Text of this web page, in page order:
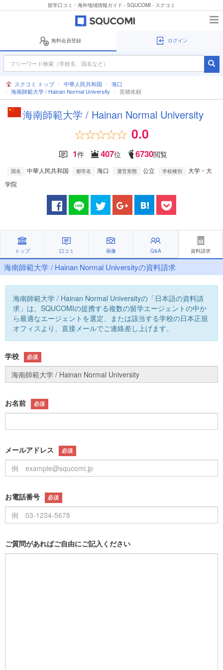
留学口コミ・海外地域情報ガイド - SQUCOMI - スクコミ
無料会員登録 ログイン
スクコミ トップ 中華人民共和国
海口
海南師範大学 / Hainan Normal University
見積依頼
海南師範大学 / Hainan Normal University
0.0
1件 407位 6730閲覧
国名 中華人民共和国 都市名 海口 運営形態 公立 学校種別
大学・大
学院
トップ 口コミ 画像 Q&A 資料請求
海南師範大学 / Hainan Normal Universityの資料請求
海南師範大学 / Hainan Normal Universityの「日本語の資料請
求」は、SQUCOMIの提携する複数の留学エージェントの中か
ら最適なエージェントを選定、または該当する学校の日本正規
オフィスより、直接メールでご連絡差し上げます。
学校 必須
お名前 必須
メールアドレス 必須
お電話番号 必須
ご質問があればご自由にご記入ください